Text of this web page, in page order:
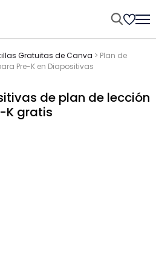
Gratuitas de Canva > Plan de
Pre-K en Diapositivas
de plan de lección
K gratis